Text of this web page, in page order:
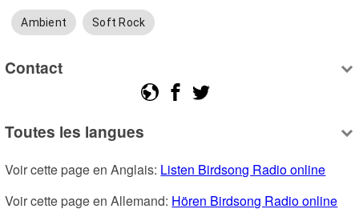
Ambient Soft Rock
Contact
Toutes les langues
Voir cette page en Anglais: Listen Birdsong Radio online
Voir cette page en Allemand: Hören Birdsong Radio online